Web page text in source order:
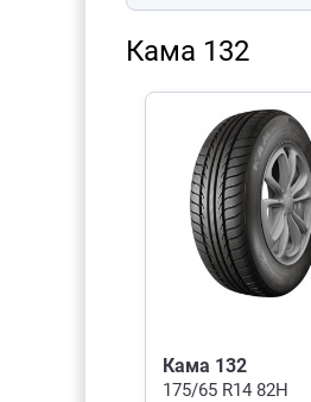
Кама 132
Кама 132
175/65 R14 82H